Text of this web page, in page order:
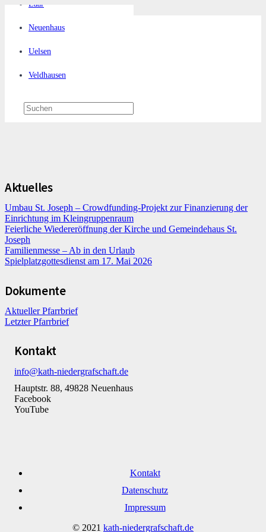
Laar
Neuenhaus
Uelsen
Veldhausen
Aktuelles
Umbau St. Joseph – Crowdfunding-Projekt zur Finanzierung der
Einrichtung im Kleingruppenraum
Feierliche Wiedereröffnung der Kirche und Gemeindehaus St.
Joseph
Familienmesse – Ab in den Urlaub
Spielplatzgottesdienst am 17. Mai 2026
Dokumente
Aktueller Pfarrbrief
Letzter Pfarrbrief
Kontakt
info@kath-niedergrafschaft.de
Hauptstr. 88, 49828 Neuenhaus
Facebook
YouTube
Kontakt
Datenschutz
Impressum
© 2021 kath-niedergrafschaft.de